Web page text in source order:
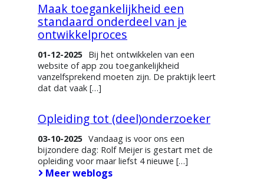
Maak toegankelijkheid een
standaard onderdeel van je
ontwikkelproces
01-12-2025 Bij het ontwikkelen van een
website of app zou toegankelijkheid
vanzelfsprekend moeten zijn. De praktijk leert
dat dat vaak […]
Opleiding tot (deel)onderzoeker
03-10-2025 Vandaag is voor ons een
bijzondere dag: Rolf Meijer is gestart met de
opleiding voor maar liefst 4 nieuwe […]
Meer weblogs